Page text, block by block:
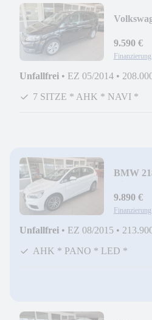
9.590 €
Unfallfrei • EZ 05/2014 •
7 SITZE * AHK * NAVI *
BMW
9.890 €
Unfallfrei • EZ 08/2015 •
AHK * PANO * LED *